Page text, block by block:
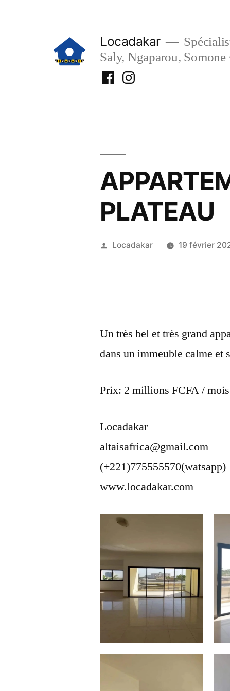
Locadakar
Saly, Ngaparou,
FacebookInstagram
PLATEAU
Publié
Locadakar 19 février
Un très bel et très grand
dans un immeuble calme et
Prix: 2 millions FCFA / mois
Locadakar
altaisafrica@gmail.com
(+221)775555570(watsapp)
www.locadakar.com